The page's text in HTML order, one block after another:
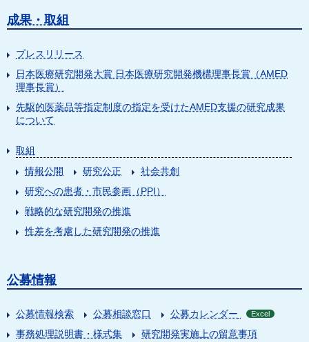
成果・取組
プレスリリース
日本医療研究開発大賞 日本医療研究開発機構理事長賞（AMED
理事長賞）
先駆的医薬品等指定制度の指定を受けたAMED支援の研究成果
について
取組
情報公開
研究公正
社会共創
研究への患者・市民参画（PPI）
戦略的な研究開発の推進
性差を考慮した研究開発の推進
公募情報
公募情報検索 公募相談窓口 公募カレンダー Excel
事務処理説明書・様式集
研究開発実施上の留意事項